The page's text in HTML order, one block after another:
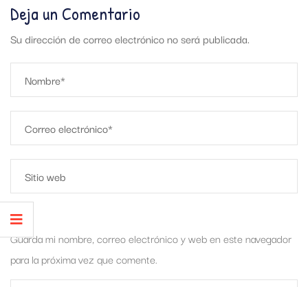
Deja un Comentario
Su dirección de correo electrónico no será publicada.
Guarda mi nombre, correo electrónico y web en este navegador
para la próxima vez que comente.